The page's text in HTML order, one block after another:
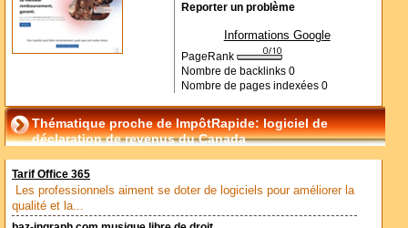
Reporter un problème
Informations Google
PageRank
Nombre de backlinks 0
Nombre de pages indexées 0
Thématique proche de ImpôtRapide: logiciel de
déclaration de revenus du Canada
Tarif Office 365
Les professionnels aiment se doter de logiciels pour améliorer la
qualité et la...